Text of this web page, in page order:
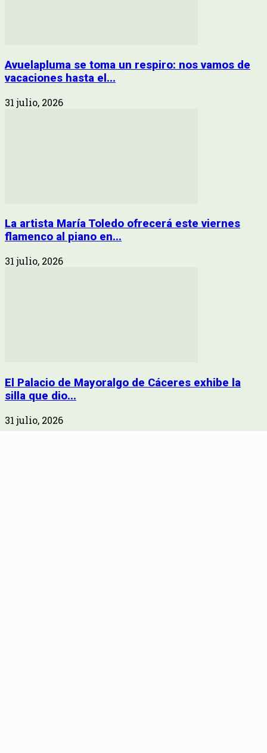
Avuelapluma se toma un respiro: nos vamos de
vacaciones hasta el...
31 julio, 2026
La artista María Toledo ofrecerá este viernes
flamenco al piano en...
31 julio, 2026
El Palacio de Mayoralgo de Cáceres exhibe la
silla que dio...
31 julio, 2026